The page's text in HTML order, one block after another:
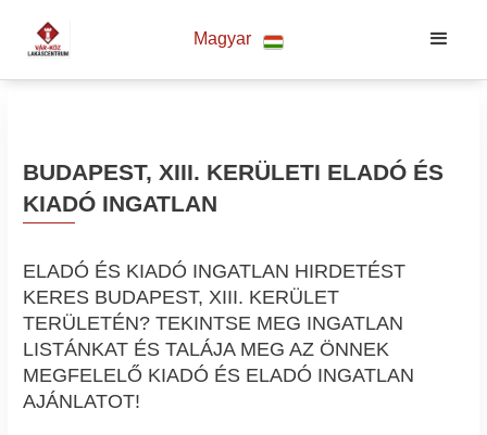
Magyar
BUDAPEST, XIII. KERÜLETI ELADÓ ÉS
KIADÓ INGATLAN
ELADÓ ÉS KIADÓ INGATLAN HIRDETÉST
KERES BUDAPEST, XIII. KERÜLET
TERÜLETÉN? TEKINTSE MEG INGATLAN
LISTÁNKAT ÉS TALÁJA MEG AZ ÖNNEK
MEGFELELŐ KIADÓ ÉS ELADÓ INGATLAN
AJÁNLATOT!